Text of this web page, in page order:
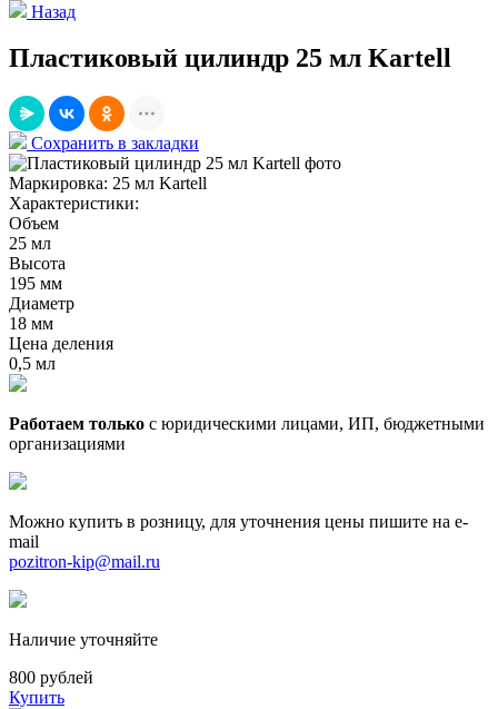
Назад
Пластиковый цилиндр 25 мл Kartell
Сохранить в закладки
Маркировка: 25 мл Kartell
Характеристики:
Объем
25 мл
Высота
195 мм
Диаметр
18 мм
Цена деления
0,5 мл
Работаем только с юридическими лицами, ИП, бюджетными
организациями
Можно купить в розницу, для уточнения цены пишите на e-
mail
pozitron-kip@mail.ru
Наличие уточняйте
800 рублей
Купить